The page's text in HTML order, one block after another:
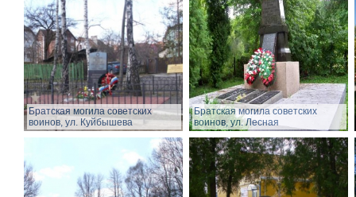
Братская могила советских
воинов, ул. Куйбышева
Братская могила советских
воинов, ул. Лесная